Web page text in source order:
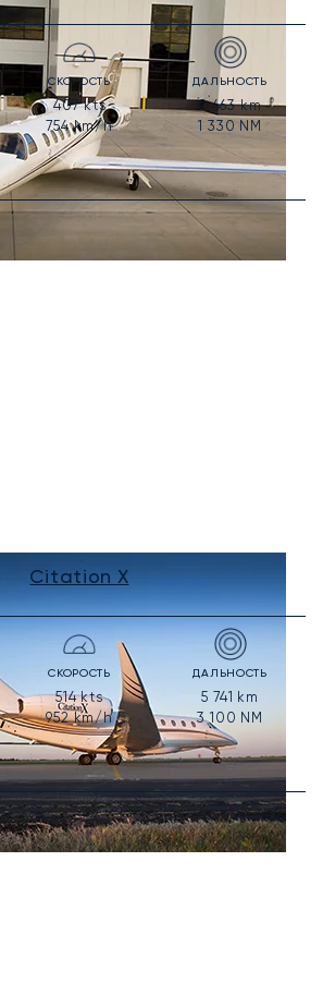
СКОРОСТЬ
407kts
754km/h
ДАЛЬНОСТЬ
2 463km
1 330 NM
Citation X
СКОРОСТЬ
514kts
952km/h
ДАЛЬНОСТЬ
5 741 km
3 100 NM